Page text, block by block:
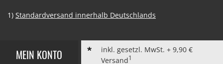
MEIN KONTO
inkl. gesetzl. MwSt. + 9,90 €
Versand1
1) Standardversand innerhalb Deutschlands